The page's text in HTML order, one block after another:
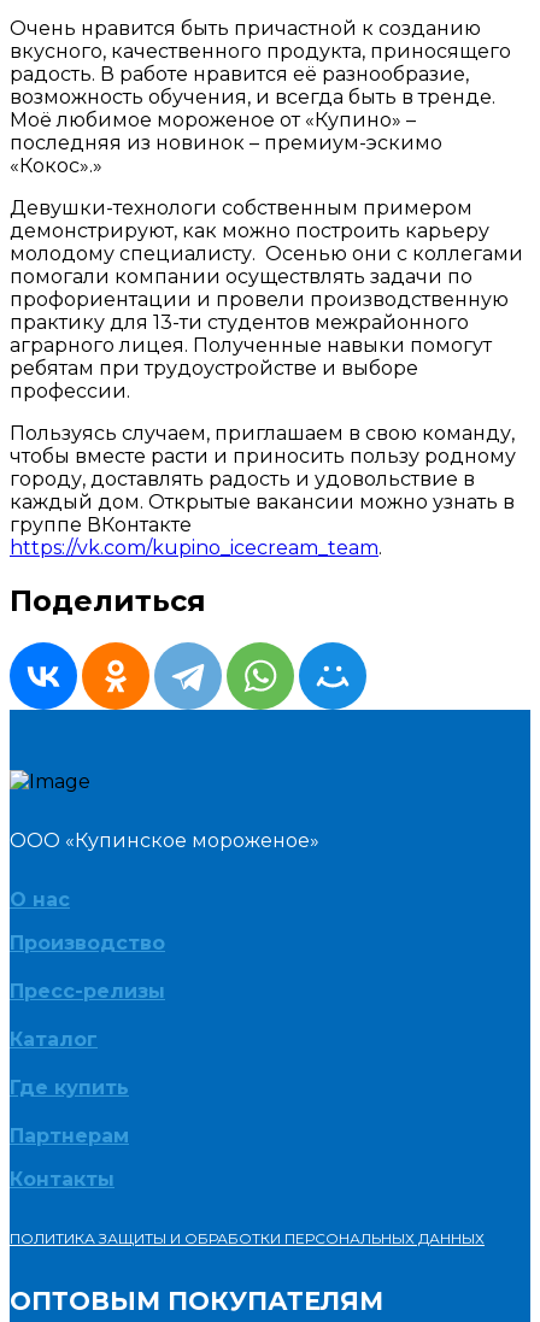
Очень нравится быть причастной к созданию
вкусного, качественного продукта, приносящего
радость. В работе нравится её разнообразие,
возможность обучения, и всегда быть в тренде.
Моё любимое мороженое от «Купино» –
последняя из новинок – премиум-эскимо
«Кокос».»
Девушки-технологи собственным примером
демонстрируют, как можно построить карьеру
молодому специалисту. Осенью они с коллегами
помогали компании осуществлять задачи по
профориентации и провели производственную
практику для 13-ти студентов межрайонного
аграрного лицея. Полученные навыки помогут
ребятам при трудоустройстве и выборе
профессии.
Пользуясь случаем, приглашаем в свою команду,
чтобы вместе расти и приносить пользу родному
городу, доставлять радость и удовольствие в
каждый дом. Открытые вакансии можно узнать в
группе ВКонтакте
https://vk.com/kupino_icecream_team.
Поделиться
ООО «Купинское мороженое»
О нас
Производство
Пресс-релизы
Каталог
Где купить
Партнерам
Контакты
ПОЛИТИКА ЗАЩИТЫ И ОБРАБОТКИ ПЕРСОНАЛЬНЫХ ДАННЫХ
ОПТОВЫМ ПОКУПАТЕЛЯМ